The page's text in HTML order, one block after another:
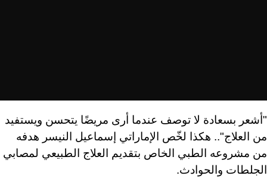
" أشعر بسعادة لا توصف عندما أرى مريضًا يتحسن ويستفيد
من العلاج".. هكذا لخّص الإماراتي إسماعيل النيسر هدفه
من مشروعه الطبي الخاص بتقديم العلاج الطبيعي لمصابي
الجلطات والحوادث.